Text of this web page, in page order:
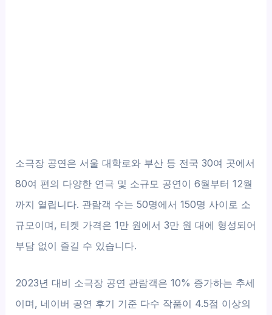
소극장 공연은 서울 대학로와 부산 등 전국 30여 곳에서
80여 편의 다양한 연극 및 소규모 공연이 6월부터 12월
까지 열립니다. 관람객 수는 50명에서 150명 사이로 소
규모이며, 티켓 가격은 1만 원에서 3만 원 대에 형성되어
부담 없이 즐길 수 있습니다.
2023년 대비 소극장 공연 관람객은 10% 증가하는 추세
이며, 네이버 공연 후기 기준 다수 작품이 4.5점 이상의